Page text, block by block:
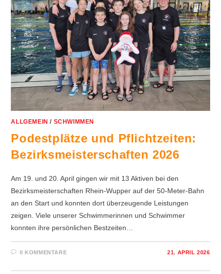
ALLGEMEIN / SCHWIMMEN
Podestplätze und Pflichtzeiten:
Bezirksmeisterschaften 2026
Am 19. und 20. April gingen wir mit 13 Aktiven bei den
Bezirksmeisterschaften Rhein-Wupper auf der 50-Meter-Bahn
an den Start und konnten dort überzeugende Leistungen
zeigen. Viele unserer Schwimmerinnen und Schwimmer
konnten ihre persönlichen Bestzeiten…
0 KOMMENTARE 21. APRIL 2026